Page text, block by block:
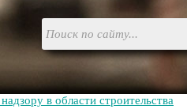
в области строительства